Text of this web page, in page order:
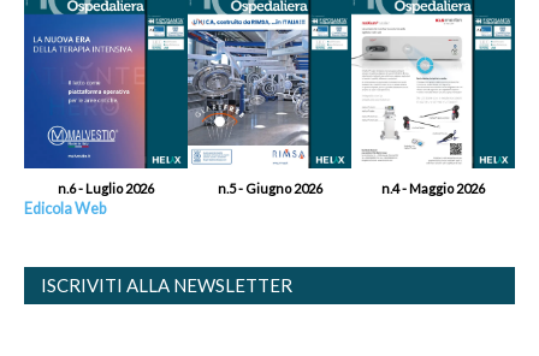
n.6 - Luglio 2026 n.5 - Giugno 2026 n.4 - Maggio 2026
Edicola Web
ISCRIVITI ALLA NEWSLETTER